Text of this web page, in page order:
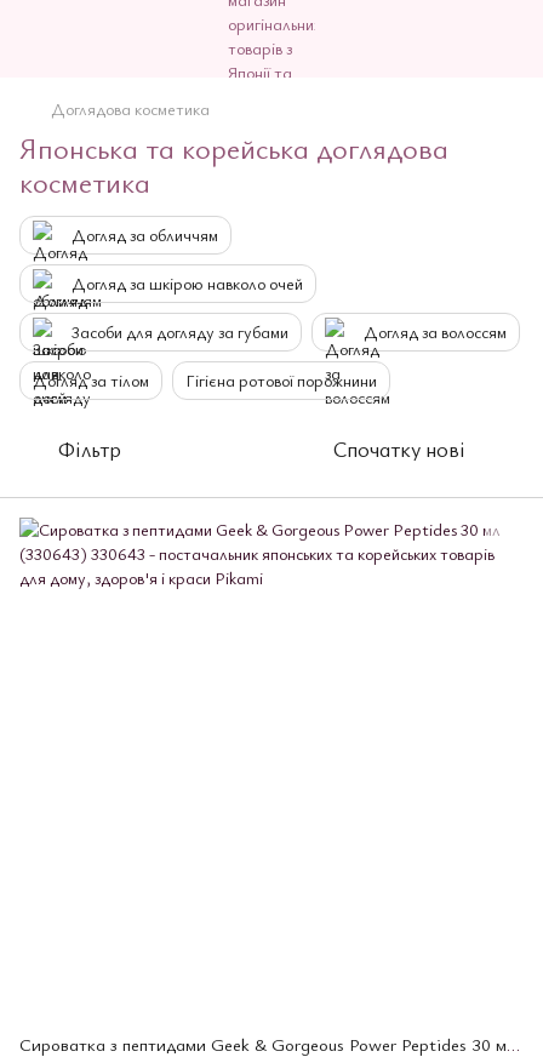
Доглядова косметика
Японська та корейська доглядова
косметика
Догляд за обличчям
Догляд за шкірою навколо очей
3асоби для догляду за губами Догляд за волоссям
Догляд за тілом Гігієна ротової порожнини
Фільтр Спочатку нові
Сироватка з пептидами Geek & Gorgeous Power Peptides 30 мл (330643)